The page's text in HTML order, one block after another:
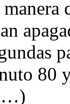
80